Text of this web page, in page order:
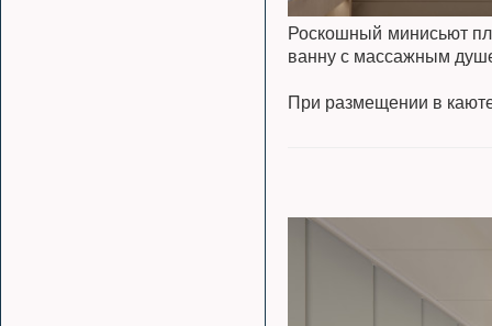
Роскошный минисьют
ванну с массажным
При размещении в